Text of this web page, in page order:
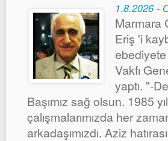
1.8.2026 -
Marmara
Eriş 'i
Vakfı
yaptı. "-
Başımız sağ olsun. 1985
çalışmalarımızda her
arkadaşımızdı. Aziz